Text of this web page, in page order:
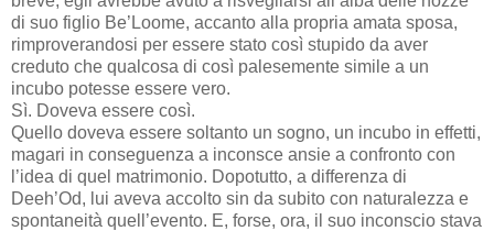
di suo figlio Be’Loome, accanto alla propria amata sposa,
rimproverandosi per essere stato così stupido da aver
creduto che qualcosa di così palesemente simile a un
incubo potesse essere vero.
Sì. Doveva essere così.
Quello doveva essere soltanto un sogno, un incubo in effetti,
magari in conseguenza a inconsce ansie a confronto con
l’idea di quel matrimonio. Dopotutto, a differenza di
Deeh’Od, lui aveva accolto sin da subito con naturalezza e
spontaneità quell’evento. E, forse, ora, il suo inconscio stava